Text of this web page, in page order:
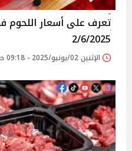
2/6/2025
الإثنين 02/يونيو/2025 - 09:18 ص